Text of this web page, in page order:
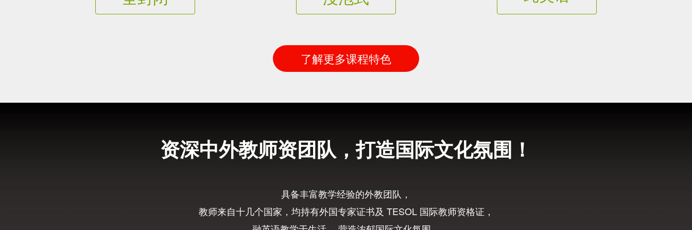
了解更多课程特色
资深中外教师资团队，打造国际文化氛围！
具备丰富教学经验的外教团队，
教师来自十几个国家，均持有外国专家证书及 TESOL 国际教师资格证，